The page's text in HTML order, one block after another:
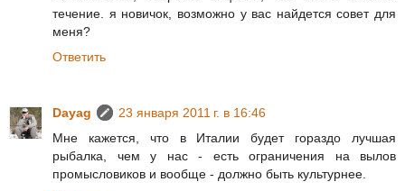
течение. я новичок, возможно у вас найдется совет для
меня?
Ответить
Dayag
23 января 2011 г. в 16:46
Мне кажется, что в Италии будет гораздо лучшая
рыбалка, чем у нас - есть ограничения на вылов
промысловиков и вообще - должно быть культурнее.